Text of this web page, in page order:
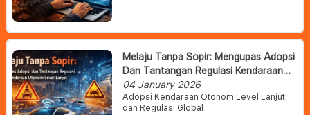
Melaju Tanpa Sopir: Mengupas Adopsi
Dan Tantangan Regulasi Kendaraan
Otonom Level Lanjut
04 January 2026
Adopsi Kendaraan Otonom Level Lanjut
dan Regulasi Global